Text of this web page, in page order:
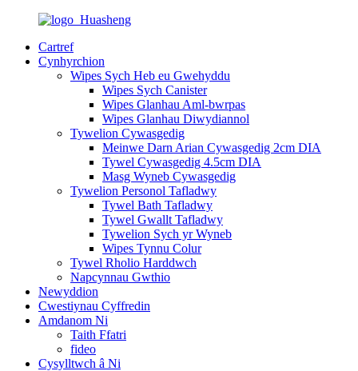
Cartref
Cynhyrchion
Wipes Sych Heb eu Gwehyddu
Wipes Sych Canister
Wipes Glanhau Aml-bwrpas
Wipes Glanhau Diwydiannol
Tywelion Cywasgedig
Meinwe Darn Arian Cywasgedig 2cm DIA
Tywel Cywasgedig 4.5cm DIA
Masg Wyneb Cywasgedig
Tywelion Personol Tafladwy
Tywel Bath Tafladwy
Tywel Gwallt Tafladwy
Tywelion Sych yr Wyneb
Wipes Tynnu Colur
Tywel Rholio Harddwch
Napcynnau Gwthio
Newyddion
Cwestiynau Cyffredin
Amdanom Ni
Taith Ffatri
fideo
Cysylltwch â Ni